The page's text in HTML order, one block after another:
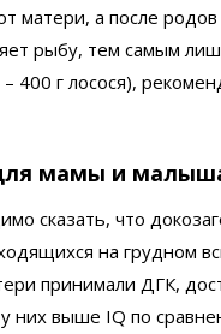
матери, а после
рыбу, тем самым
400 г лосося),
мамы и
сказать, что
на грудном
принимали ДГК,
них выше IQ по